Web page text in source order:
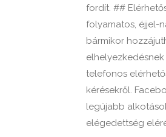
fordít. ##
folyamatos, éjjel-
bármikor
telefonos
kérésekről.
legújabb
elégedettség